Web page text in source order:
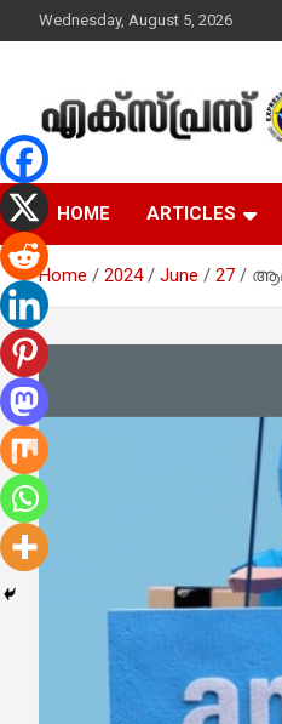
to
Wednesday, August 5, 2026
Express
News
Malayalam Christian News
HOME ARTICLES
Home 2024 June 27